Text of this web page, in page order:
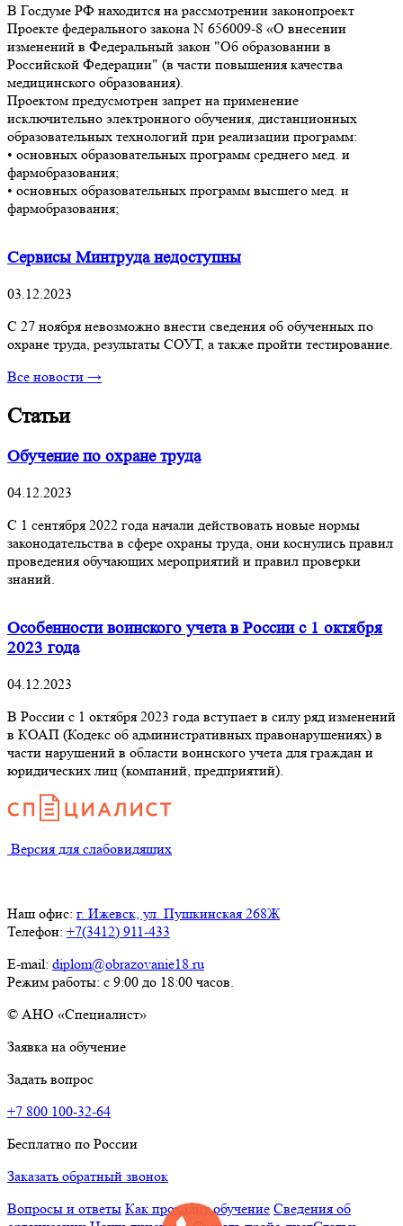
В Госдуме РФ находится на рассмотрении законопроект
Проекте федерального закона N 656009-8 «О внесении
изменений в Федеральный закон "Об образовании в
Российской Федерации" (в части повышения качества
медицинского образования).
Проектом предусмотрен запрет на применение
исключительно электронного обучения, дистанционных
образовательных технологий при реализации программ:
• основных образовательных программ среднего мед. и
фармобразования;
• основных образовательных программ высшего мед. и
фармобразования;
Сервисы Минтруда недоступны
03.12.2023
С 27 ноября невозможно внести сведения об обученных по
охране труда, результаты СОУТ, а также пройти тестирование.
Все новости →
Статьи
Обучение по охране труда
04.12.2023
С 1 сентября 2022 года начали действовать новые нормы
законодательства в сфере охраны труда, они коснулись правил
проведения обучающих мероприятий и правил проверки
знаний.
Особенности воинского учета в России с 1 октября
2023 года
04.12.2023
В России с 1 октября 2023 года вступает в силу ряд изменений
в КОАП (Кодекс об административных правонарушениях) в
части нарушений в области воинского учета для граждан и
юридических лиц (компаний, предприятий).
Версия для слабовидящих
Наш офис: г. Ижевск, ул. Пушкинская 268Ж
Телефон: +7(3412) 911-433
E-mail: diplom@obrazovanie18.ru
Режим работы: с 9:00 до 18:00 часов.
© АНО «Специалист»
Заявка на обучение
Задать вопрос
+7 800 100-32-64
Бесплатно по России
Заказать обратный звонок
Вопросы и ответы Как проходит обучение Сведения об